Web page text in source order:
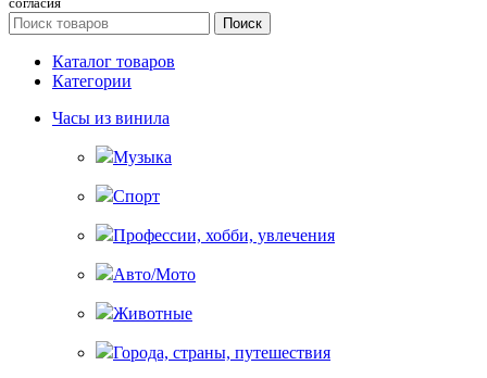
Поиск
Каталог товаров
Категории
Часы из винила
Музыка
Спорт
Профессии, хобби, увлечения
Авто/Мото
Животные
Города, страны, путешествия